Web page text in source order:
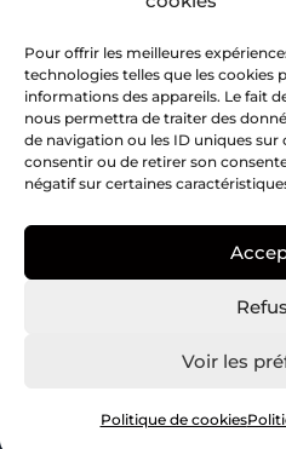
Pour offrir les meilleures
technologies telles que les cookies
informations des appareils. Le fait
nous permettra de traiter des
de navigation ou les ID uniques sur
consentir ou de retirer son
négatif sur certaines
Voir les
Politique de cookies
Mentions légales​
Infos pratiques
Creatike
Nous
o
-
I
s
Copyright ©